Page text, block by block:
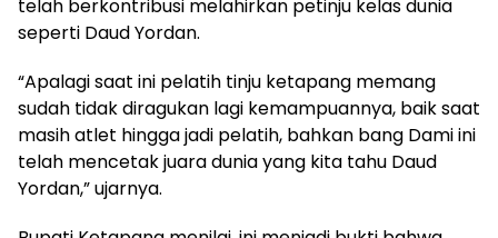
telah berkontribusi melahirkan petinju kelas dunia
seperti Daud Yordan.
“Apalagi saat ini pelatih tinju ketapang memang
sudah tidak diragukan lagi kemampuannya, baik saat
masih atlet hingga jadi pelatih, bahkan bang Dami ini
telah mencetak juara dunia yang kita tahu Daud
Yordan,” ujarnya.